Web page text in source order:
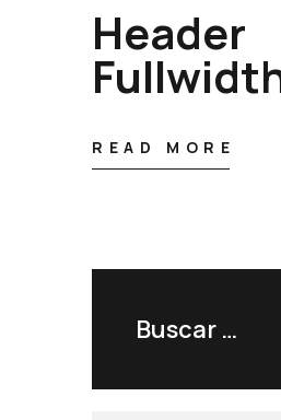
Header
READ MORE
Buscar: